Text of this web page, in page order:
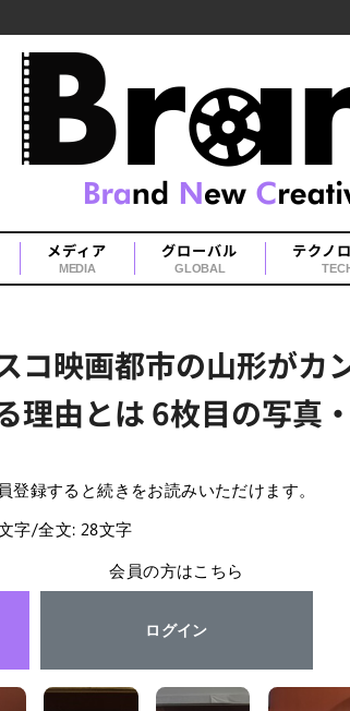
メディア
MEDIA
グローバル
GLOBAL
テクノ
コ映画都市の山形が
理由とは 6枚目の写真
登録すると続きをお読みいただけます。
字/全文: 28文字
会員の方はこちら
ログイン